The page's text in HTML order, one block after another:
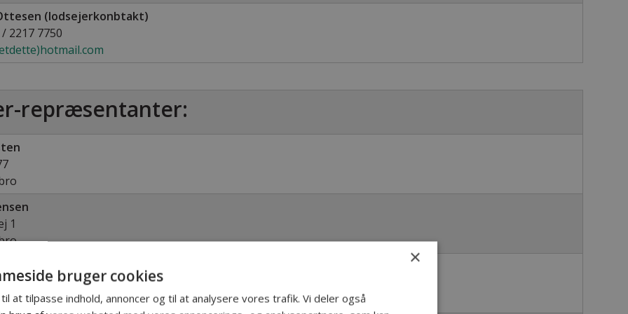
(lodsejerkonbtakt)
2217 7750
repræsentanter:
1
×
bruger cookies
at tilpasse indhold, annoncer og til at analysere vores trafik. Vi deler også